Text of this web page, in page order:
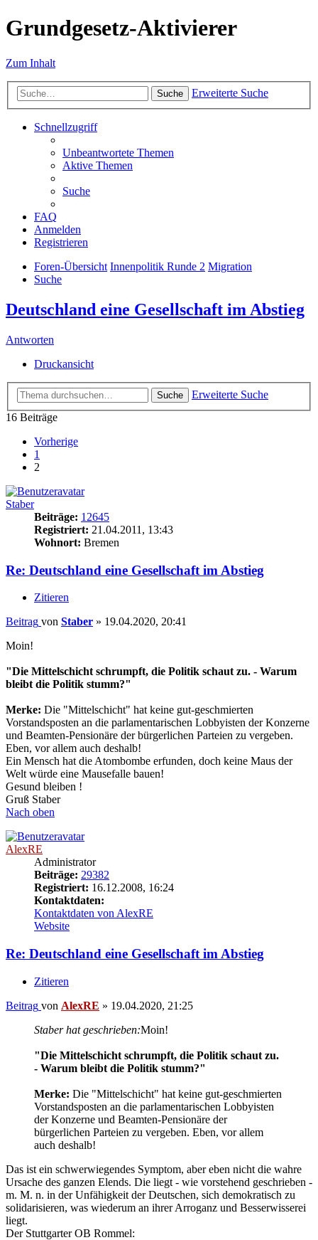
Grundgesetz-Aktivierer
Zum Inhalt
Suche Erweiterte Suche
Schnellzugriff
Unbeantwortete Themen
Aktive Themen
Suche
FAQ
Anmelden
Registrieren
Foren-Übersicht Innenpolitik Runde 2 Migration
Suche
Deutschland eine Gesellschaft im Abstieg
Antworten
Druckansicht
Suche
Erweiterte Suche
16 Beiträge
Vorherige
1
2
Staber
Beiträge: 12645
Registriert: 21.04.2011, 13:43
Wohnort: Bremen
Re: Deutschland eine Gesellschaft im Abstieg
Zitieren
Beitrag von Staber » 19.04.2020, 20:41
Moin!
"Die Mittelschicht schrumpft, die Politik schaut zu. - Warum
bleibt die Politik stumm?"
Merke: Die "Mittelschicht" hat keine gut-geschmierten
Vorstandsposten an die parlamentarischen Lobbyisten der Konzerne
und Beamten-Pensionäre der bürgerlichen Parteien zu vergeben.
Eben, vor allem auch deshalb!
Ein Mensch hat die Atombombe erfunden, doch keine Maus der
Welt würde eine Mausefalle bauen!
Gesund bleiben !
Gruß Staber
Nach oben
AlexRE
Administrator
Beiträge: 29382
Registriert: 16.12.2008, 16:24
Kontaktdaten:
Kontaktdaten von AlexRE
Website
Re: Deutschland eine Gesellschaft im Abstieg
Zitieren
Beitrag von AlexRE » 19.04.2020, 21:25
Staber hat geschrieben:Moin!
"Die Mittelschicht schrumpft, die Politik schaut zu.
- Warum bleibt die Politik stumm?"
Merke: Die "Mittelschicht" hat keine gut-geschmierten
Vorstandsposten an die parlamentarischen Lobbyisten
der Konzerne und Beamten-Pensionäre der
bürgerlichen Parteien zu vergeben. Eben, vor allem
auch deshalb!
Das ist ein schwerwiegendes Symptom, aber eben nicht die wahre
Ursache des ganzen Elends. Die liegt - wie vorstehend geschrieben -
m. M. n. in der Unfähigkeit der Deutschen, sich demokratisch zu
solidarisieren, was wiederum an ihrer Arroganz und Besserwisserei
liegt.
Der Stuttgarter OB Rommel: